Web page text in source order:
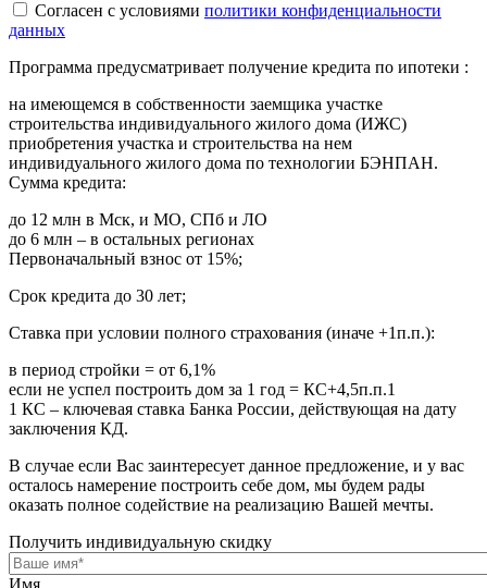
Cогласен с условиями политики конфиденциальности
данных
Программа предусматривает получение кредита по ипотеки :
на имеющемся в собственности заемщика участке
строительства индивидуального жилого дома (ИЖС)
приобретения участка и строительства на нем
индивидуального жилого дома по технологии БЭНПАН.
Сумма кредита:
до 12 млн в Мск, и МО, СПб и ЛО
до 6 млн – в остальных регионах
Первоначальный взнос от 15%;
Срок кредита до 30 лет;
Ставка при условии полного страхования (иначе +1п.п.):
в период стройки = от 6,1%
если не успел построить дом за 1 год = КС+4,5п.п.1
1 КС – ключевая ставка Банка России, действующая на дату
заключения КД.
В случае если Вас заинтересует данное предложение, и у вас
осталось намерение построить себе дом, мы будем рады
оказать полное содействие на реализацию Вашей мечты.
Получить индивидуальную скидку